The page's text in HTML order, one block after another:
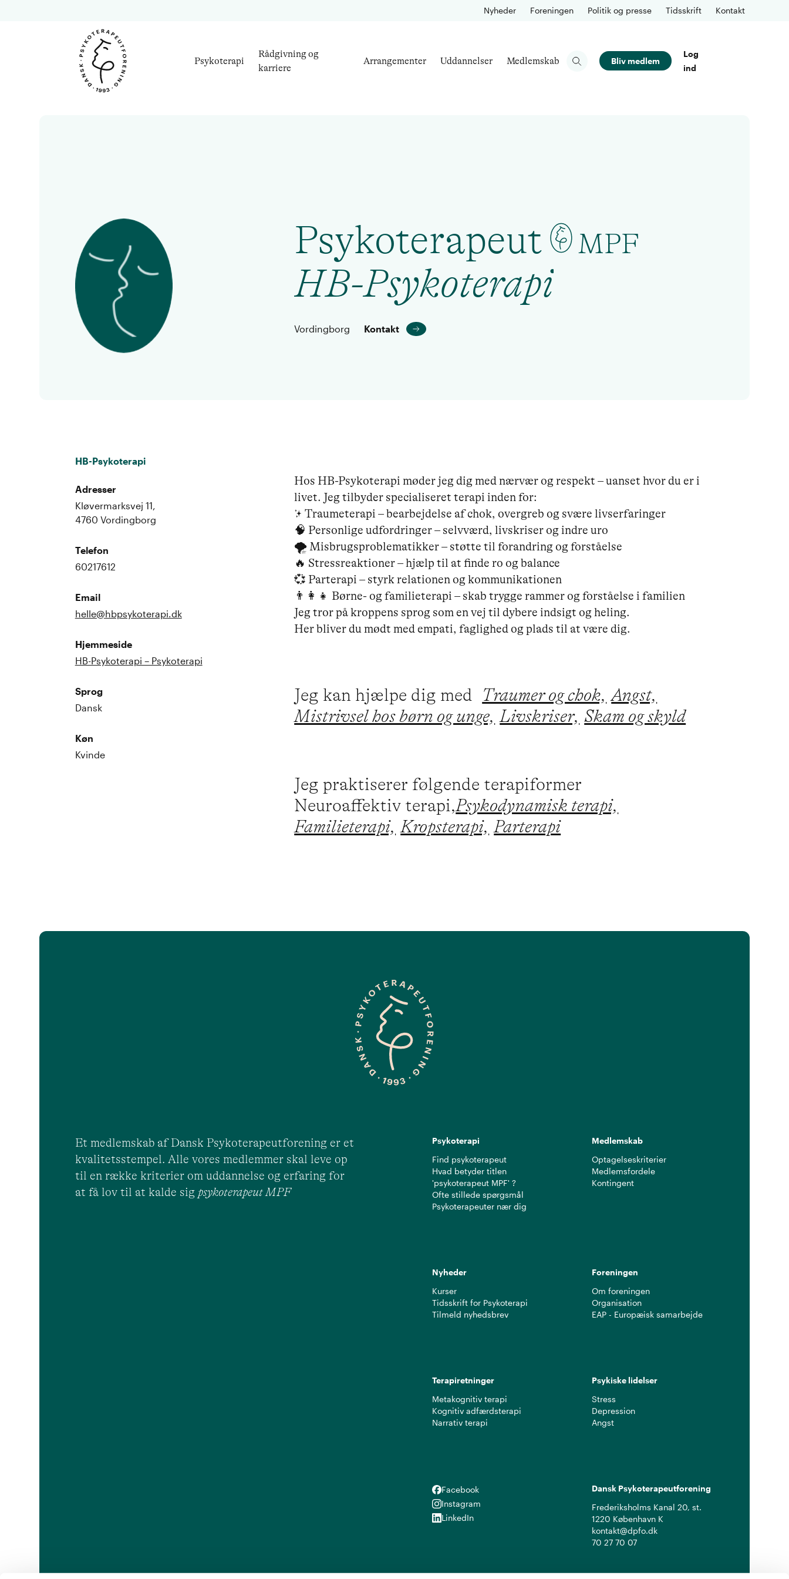
Nyheder Foreningen Politik og presse Tidsskrift Kontakt
Psykoterapi
Rådgivning og
karriere
Arrangementer Uddannelser Medlemskab Bliv medlem
Log
ind
Psykoterapeut MPF
HB-Psykoterapi
Vordingborg Kontakt
HB-Psykoterapi
Adresser
Kløvermarksvej 11,
4760 Vordingborg
Telefon
60217612
Email
helle@hbpsykoterapi.dk
Hjemmeside
HB-Psykoterapi – Psykoterapi
Sprog
Dansk
Køn
Kvinde
Hos HB-Psykoterapi møder jeg dig med nærvær og respekt – uanset hvor du er i
livet. Jeg tilbyder specialiseret terapi inden for:
✨ Traumeterapi – bearbejdelse af chok, overgreb og svære livserfaringer
🧠 Personlige udfordringer – selvværd, livskriser og indre uro
🌪️ Misbrugsproblematikker – støtte til forandring og forståelse
🔥 Stressreaktioner – hjælp til at finde ro og balance
💞 Parterapi – styrk relationen og kommunikationen
👨‍👩‍👧 Børne- og familieterapi – skab trygge rammer og forståelse i familien
Jeg tror på kroppens sprog som en vej til dybere indsigt og heling.
Jeg kan hjælpe dig med Traumer og chok, Angst,
Mistrivsel hos børn og unge, Livskriser, Skam og skyld
Jeg praktiserer følgende terapiformer
Neuroaffektiv terapi,Psykodynamisk terapi,
Familieterapi, Kropsterapi, Parterapi
Et medlemskab af Dansk Psykoterapeutforening er et
kvalitetsstempel. Alle vores medlemmer skal leve op
til en række kriterier om uddannelse og erfaring for
at få lov til at kalde sig psykoterapeut MPF
Psykoterapi
Find psykoterapeut
Hvad betyder titlen
'psykoterapeut MPF' ?
Ofte stillede spørgsmål
Psykoterapeuter nær dig
Medlemskab
Optagelseskriterier
Medlemsfordele
Kontingent
Nyheder
Kurser
Tidsskrift for Psykoterapi
Tilmeld nyhedsbrev
Foreningen
Om foreningen
Organisation
EAP - Europæisk samarbejde
Terapiretninger
Metakognitiv terapi
Kognitiv adfærdsterapi
Narrativ terapi
Psykiske lidelser
Stress
Depression
Angst
Facebook
Facebook
Instagram
Instagram
LinkedIn
LinkedIn
Dansk Psykoterapeutforening
Frederiksholms Kanal 20, st.
1220 København K
kontakt@dpfo.dk
70 27 70 07